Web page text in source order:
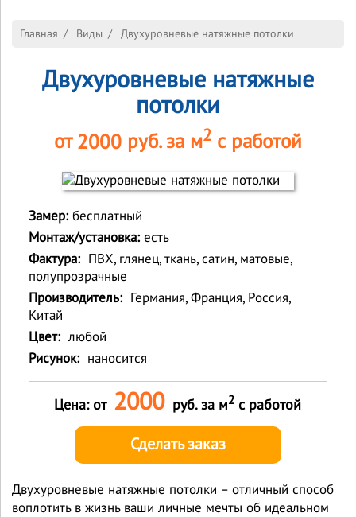
Главная / Виды / Двухуровневые натяжные потолки
Двухуровневые натяжные
потолки
от 2000руб. за м2с работой
Замер:бесплатный
Монтаж/установка:есть
Фактура: ПВХ, глянец, ткань, сатин, матовые,
полупрозрачные
Производитель: Германия, Франция, Россия,
Китай
Цвет: любой
Рисунок: наносится
Цена: от 2000 руб. за м2 с работой
Сделать заказ
Двухуровневые натяжные потолки – отличный способ
воплотить в жизнь ваши личные мечты об идеальном